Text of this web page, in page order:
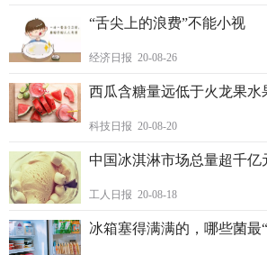
“舌尖上的浪费”不能小视
经济日报 20-08-26
西瓜含糖量远低于火龙果水
科技日报 20-08-20
中国冰淇淋市场总量超千亿
工人日报 20-08-18
冰箱塞得满满的，哪些菌最